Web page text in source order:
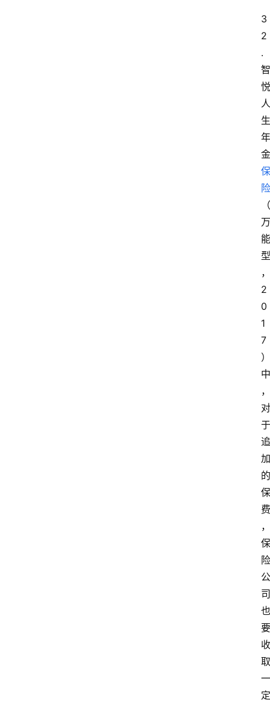
3
2
.
智
悦
人
生
年
金
保
险
（
万
能
型
，
2
0
1
7
）
中
，
对
于
追
加
的
保
费
，
保
险
公
司
也
要
收
取
一
定